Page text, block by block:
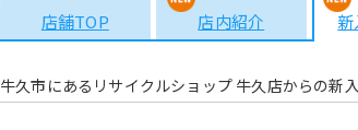
店舗TOP 店内紹介
牛久市にあるリサイクルショップ 牛久店からの新